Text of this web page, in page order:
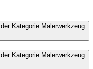
Kategorie Malerwerkzeug
Kategorie Malerwerkzeug